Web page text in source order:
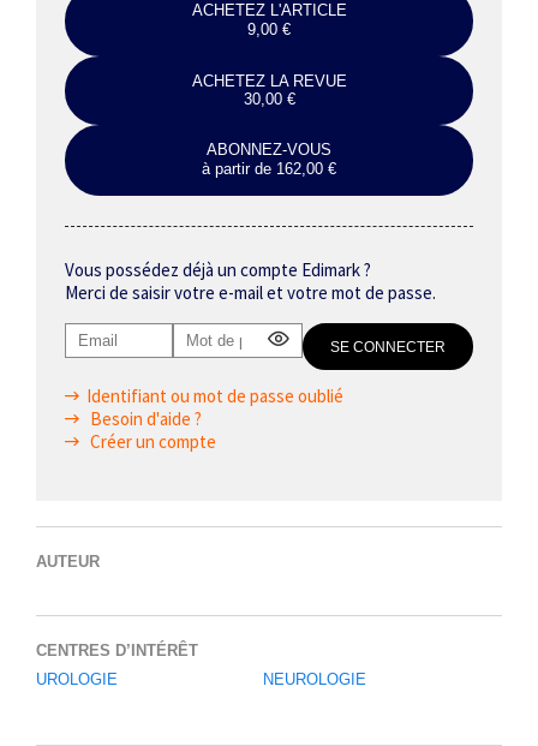
ACHETEZ L'ARTICLE
9,00 €
ACHETEZ LA REVUE
30,00 €
ABONNEZ-VOUS
à partir de 162,00 €
Vous possédez déjà un compte Edimark ?
Merci de saisir votre e-mail et votre mot de passe.
Identifiant ou mot de passe oublié
Besoin d'aide ?
Créer un compte
AUTEUR
CENTRES D’INTÉRÊT
UROLOGIE
NEUROLOGIE